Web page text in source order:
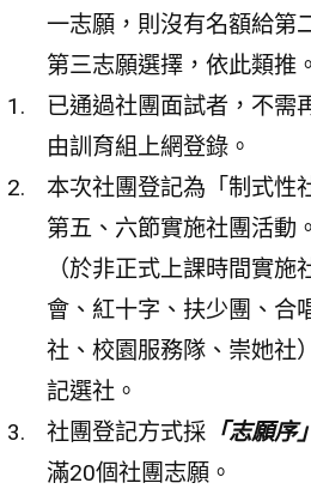
一志願，則沒有名額給第
第三志願選擇，依此類推。
已通過社團面試者，不需
由訓育組上網登錄。
本次社團登記為「制式性
第五、六節實施社團活動
（於非正式上課時間實
會、紅十字、扶少團、合
社、校園服務隊、崇她社
記選社。
社團登記方式採「志願序」
滿20個社團志願。